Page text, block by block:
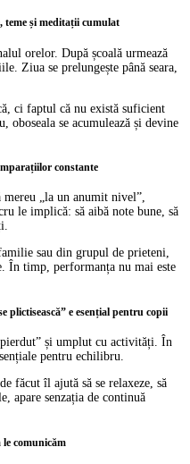
teme și meditații cumulat
orelor. După școală urmează
Ziua se prelungește până seara,
ci faptul că nu există suficient
oboseala se acumulează și devine
constante
„la un anumit nivel”,
le implică: să aibă note bune, să
sau din grupul de prieteni,
În timp, performanța nu mai este
plictisească” e esențial pentru copii
și umplut cu activități. În
pentru echilibru.
făcut îl ajută să se relaxeze, să
apare senzația de continuă
comunicăm